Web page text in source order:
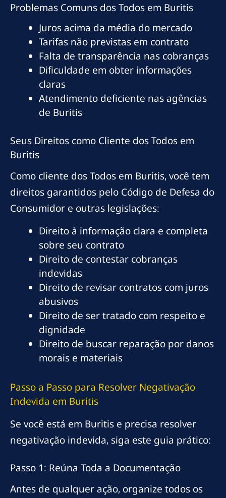
Problemas Comuns dos Todos em Buritis
Juros acima da média do mercado
Tarifas não previstas em contrato
Falta de transparência nas cobranças
Dificuldade em obter informações
claras
Atendimento deficiente nas agências
de Buritis
Seus Direitos como Cliente dos Todos em
Buritis
Como cliente dos Todos em Buritis, você tem
direitos garantidos pelo Código de Defesa do
Consumidor e outras legislações:
Direito à informação clara e completa
sobre seu contrato
Direito de contestar cobranças
indevidas
Direito de revisar contratos com juros
abusivos
Direito de ser tratado com respeito e
dignidade
Direito de buscar reparação por danos
morais e materiais
Passo a Passo para Resolver Negativação
Indevida em Buritis
Se você está em Buritis e precisa resolver
negativação indevida, siga este guia prático:
Passo 1: Reúna Toda a Documentação
Antes de qualquer ação, organize todos os